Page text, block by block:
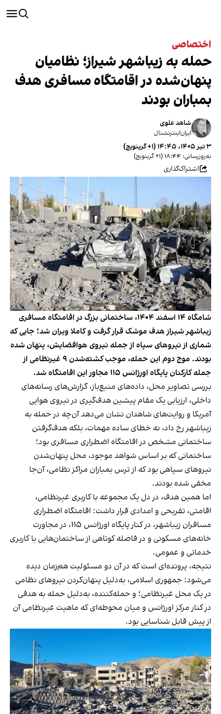
اختصاصی
حمله به زیباشهر شیراز؛ نظامیان
پنهان‌شده در اقامتگاه مسافری هدف
بمباران بودند
شاهد علوی
ایران‌اینترنشنال
۳ تیر ۱۴۰۵، ۱۴:۴۵ (‎+۱ گرینویچ)
به‌روزرسانی: ۱۸:۴۴ (‎+۱ گرینویچ)
اشتراک‌گذاری
شامگاه ۱۴ اسفند ۱۴۰۴، ساختمانی بزرگ در اقامتگاه مسافری
زیباشهر شیراز هدف موشک قرار گرفت و کاملا ویران شد؛ جایی که
شماری از نیروهای سپاه از جمله نیروی هوافضایش، پنهان شده
بودند. موج دوم این حمله، موجب کشته‌شدن ۹ غیرنظامی از
جمله کارکنان پایگاه اورژانس ۱۱۵ مجاور این اقامتگاه شد.
بررسی تصاویر محل، داده‌های منبع‌باز، گزارش‌های رسانه‌های
داخلی، ارزیابی یک مقام پیشین هدف‌گیری در نیروی هوایی
آمریکا و روایت‌های شاهدان نشان می‌دهد آن‌چه در حمله به
زیباشهر رخ داد، نه خطای ساده مهمات، بلکه هدف‌گرفتن
ساختمانی مشخص در اقامتگاه اضطراری مسافری بود؛
ساختمانی که بر اساس شواهد موجود، محل پنهان‌شدن
نیروهای سپاهی بود که از ترس بمباران مراکز نظامی، آن‌جا
مخفی شده بودند.
اما همین هدف، در دل یک مجموعه با کاربری غیرنظامی،
اقامتی، تفریحی و امدادی قرار داشت: اقامتگاه اضطراری
مسافران زیباشهر، در کنار پایگاه اورژانس ۱۱۵، در مجاورت
خانه‌های مسکونی و در فاصله کوتاهی از ساختمان‌هایی با کاربری
خدماتی و عمومی.
نتیجه، پرونده‌ای است که در آن دو مسئولیت هم‌زمان دیده
می‌شود: جمهوری اسلامی، به‌دلیل پنهان‌کردن نیروهای نظامی
در یک محل غیرنظامی؛ و حمله‌کننده، به‌دلیل حمله به هدفی
در کنار مرکز اورژانس و میان محوطه‌ای که ماهیت غیرنظامی آن
از پیش قابل شناسایی بود.